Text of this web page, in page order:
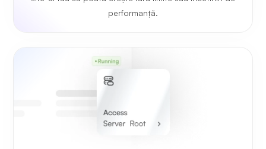
performanță.